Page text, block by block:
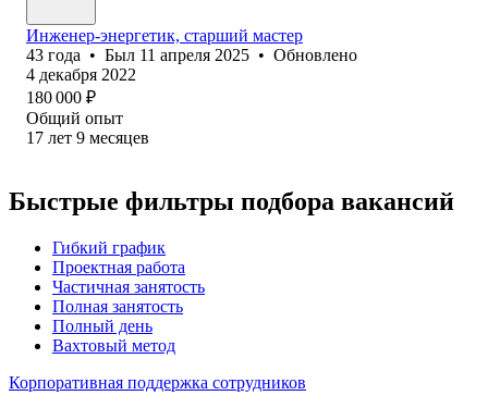
Инженер-энергетик, старший мастер
43 года • Был 11 апреля 2025 • Обновлено
4 декабря 2022
180 000 ₽
Общий опыт
17 лет 9 месяцев
Быстрые фильтры подбора вакансий
Гибкий график
Проектная работа
Частичная занятость
Полная занятость
Полный день
Вахтовый метод
Корпоративная поддержка сотрудников